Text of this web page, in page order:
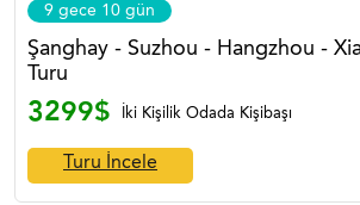
9 gece 10 gün
Şanghay - Suzhou - Hangzhou -
Turu
3299$ İki Kişilik Odada Kişibaşı
Turu İncele